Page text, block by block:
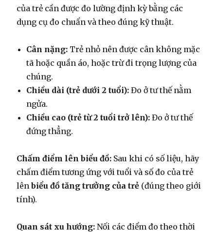
của trẻ cần được đo lường định kỳ bằng các
dụng cụ đo chuẩn và theo đúng kỹ thuật.
Cân nặng: Trẻ nhỏ nên được cân không mặc
tã hoặc quần áo, hoặc trừ đi trọng lượng của
chúng.
Chiều dài (trẻ dưới 2 tuổi): Đo ở tư thế nằm
ngửa.
Chiều cao (trẻ từ 2 tuổi trở lên): Đo ở tư thế
đứng thẳng.
Chấm điểm lên biểu đồ: Sau khi có số liệu, hãy
chấm điểm tương ứng với tuổi và số đo của trẻ
lênbiểu đồ tăng trưởng của trẻ (đúng theo giới
tính).
Quan sát xu hướng: Nối các điểm đo theo thời